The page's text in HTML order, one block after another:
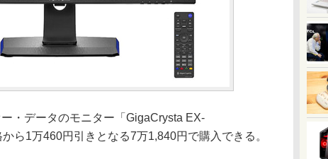
・データのモニター「GigaCrysta EX-
ら1万460円引きとなる7万1,840円で購入できる。